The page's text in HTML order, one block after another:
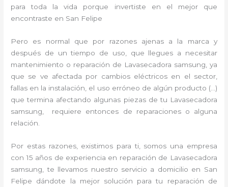
para toda la vida porque invertiste en el mejor que
encontraste en San Felipe
Pero es normal que por razones ajenas a la marca y
después de un tiempo de uso, que llegues a necesitar
mantenimiento o reparación de Lavasecadora samsung, ya
que se ve afectada por cambios eléctricos en el sector,
fallas en la instalación, el uso erróneo de algún producto (…)
que termina afectando algunas piezas de tu Lavasecadora
samsung, requiere entonces de reparaciones o alguna
relación.
Por estas razones, existimos para ti, somos una empresa
con 15 años de experiencia en reparación de Lavasecadora
samsung, te llevamos nuestro servicio a domicilio en San
Felipe dándote la mejor solución para tu reparación de